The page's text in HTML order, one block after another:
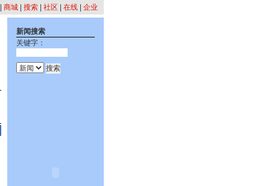
商城 搜索 社区 在线 企业
新闻搜索
关键字：